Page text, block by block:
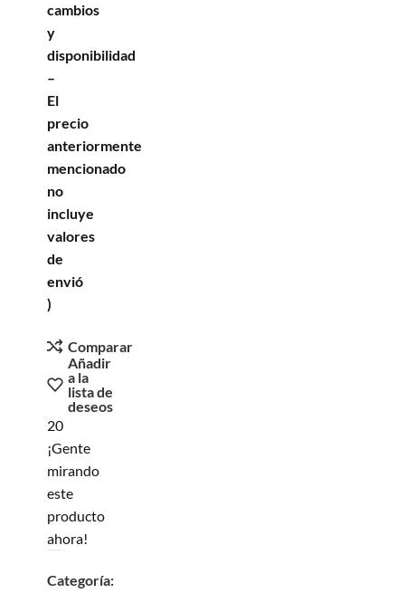
cambios
y
disponibilidad
–
El
precio
anteriormente
mencionado
no
incluye
valores
de
envió
)
Comparar
Añadir
a la
lista de
deseos
20
¡Gente
mirando
este
producto
ahora!
Categoría: